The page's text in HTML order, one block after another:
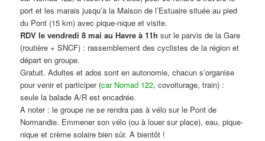
port et les marais jusqu’à la Maison de l’Estuaire située au pied
du Pont (15 km) avec pique-nique et visite.
RDV le vendredi 8 mai au Havre à 11h sur le parvis de la Gare
(routière + SNCF) : rassemblement des cyclistes de la région et
départ en groupe.
Gratuit. Adultes et ados sont en autonomie, chacun s’organise
pour venir et participer (car Nomad 122, covoiturage, train) :
seule la balade A/R est encadrée.
A noter : le groupe ne se rendra pas à vélo sur le Pont de
Normandie. Emmener son vélo (ou à louer sur place), eau, pique-
nique et crème solaire bien sûr. A bientôt !